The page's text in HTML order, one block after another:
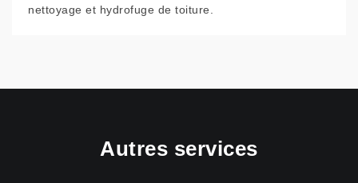
nettoyage et hydrofuge de toiture.
Autres services